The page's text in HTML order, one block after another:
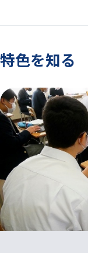
特色を知る